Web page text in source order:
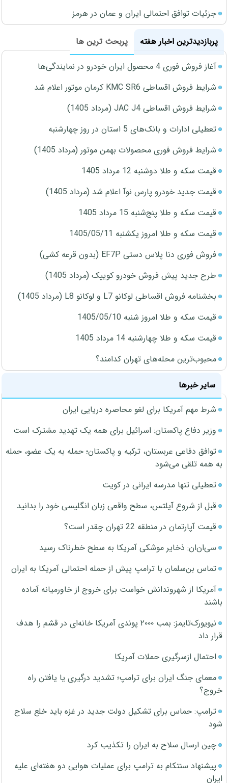
جزئیات توافق احتمالی ایران و عمان در هرمز
پربازدیدترین اخبار هفته
پربحث ترین ها
آغاز فروش فوری 4 محصول ایران خودرو در نمایندگی‌ها
شرایط فروش اقساطی KMC SR6 کرمان موتور اعلام شد
شرایط فروش اقساطی JAC J4 (مرداد 1405)
تعطیلی ادارات و بانک‌های 5 استان در روز چهارشنبه
شرایط فروش فوری محصولات بهمن موتور (مرداد 1405)
قیمت سکه و طلا دوشنبه 12 مرداد 1405
قیمت جدید خودرو پارس نوآ اعلام شد (مرداد 1405)
قیمت سکه و طلا پنج‌شنبه 15 مرداد 1405
قیمت سکه و طلا امروز یکشنبه 1405/05/11
فروش فوری دنا پلاس دستی EF7P (بدون قرعه کشی)
طرح جدید پیش فروش خودرو کوییک (مرداد 1405)
بخشنامه فروش اقساطی لوکانو L7 و لوکانو L8 (مرداد 1405)
قیمت سکه و طلا امروز شنبه 1405/05/10
قیمت سکه و طلا چهارشنبه 14 مرداد 1405
محبوب‌ترین محله‌های تهران کدامند؟
سایر خبرها
شرط مهم آمریکا برای لغو محاصره دریایی ایران
وزیر دفاع پاکستان: اسرائیل برای همه یک تهدید مشترک است
توافق دفاعی عربستان، ترکیه و پاکستان؛ حمله به یک عضو، حمله
به همه تلقی می‌شود
تعطیلی تنها مدرسه ایرانی در کویت
قبل از شروع آیلتس، سطح واقعی زبان انگلیسی خود را بدانید
قیمت آپارتمان در منطقه 22 تهران چقدر است؟
سی‌ان‌ان: ذخایر موشکی آمریکا به سطح خطرناک رسید
تماس بن‌سلمان با ترامپ پیش از حمله احتمالی آمریکا به ایران
آمریکا از شهروندانش خواست برای خروج از خاورمیانه آماده
باشند
نیویورک‌تایمز: بمب ۲۰۰۰ پوندی آمریکا خانه‌ای در قشم را هدف
قرار داد
احتمال ازسرگیری حملات آمریکا
معمای جنگ ایران برای ترامپ؛ تشدید درگیری یا یافتن راه
خروج؟
ترامپ: حماس برای تشکیل دولت جدید در غزه باید خلع سلاح
شود
چین ارسال سلاح به ایران را تکذیب کرد
پیشنهاد سنتکام به ترامپ برای عملیات هوایی دو هفته‌ای علیه
ایران